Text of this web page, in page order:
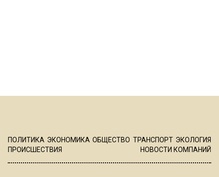
ПОЛИТИКА ЭКОНОМИКА ОБЩЕСТВО ТРАНСПОРТ ЭКОЛОГИЯ
ПРОИСШЕСТВИЯ
НОВОСТИ КОМПАНИЙ